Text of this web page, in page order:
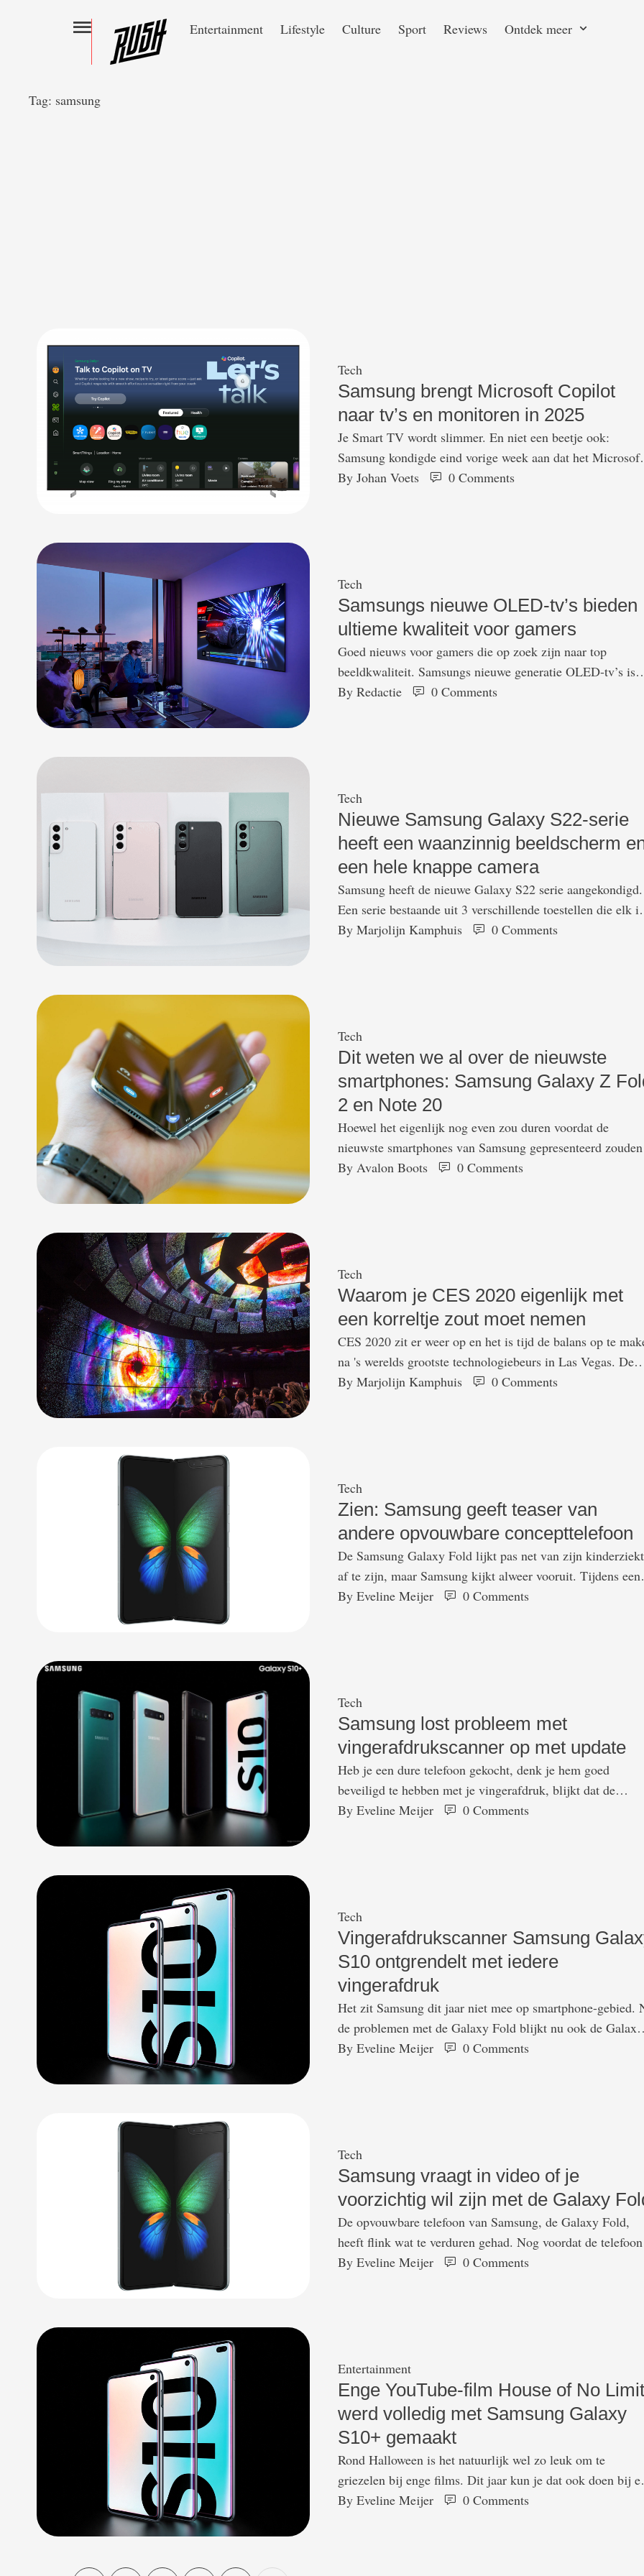
Entertainment Lifestyle Culture Sport Reviews Ontdek meer
Tag: samsung
Tech
Samsung brengt Microsoft Copilot
naar tv’s en monitoren in 2025
Je Smart TV wordt slimmer. En niet een beetje ook:
Samsung kondigde eind vorige week aan dat het Microsoft
Copilot in 2025 ook naar zijn smart-tv’s en slimme
By Johan Voets 0 Comments
Tech
Samsungs nieuwe OLED-tv’s bieden
ultieme kwaliteit voor gamers
Goed nieuws voor gamers die op zoek zijn naar top
beeldkwaliteit. Samsungs nieuwe generatie OLED-tv’s is
namelijk niet alleen haarscherp en razendsnel, maar ook
By Redactie 0 Comments
Tech
Nieuwe Samsung Galaxy S22-serie
heeft een waanzinnig beeldscherm
een hele knappe camera
Samsung heeft de nieuwe Galaxy S22 serie aangekondigd.
Een serie bestaande uit 3 verschillende toestellen die elk
kleuren beschikbaar komen. Opvallend is dat de reguliere
By Marjolijn Kamphuis 0 Comments
Tech
Dit weten we al over de nieuwste
smartphones: Samsung Galaxy Z
2 en Note 20
Hoewel het eigenlijk nog even zou duren voordat de
nieuwste smartphones van Samsung gepresenteerd zouden
worden, is het nu toch al bekend wat we kunnen
By Avalon Boots 0 Comments
Tech
Waarom je CES 2020 eigenlijk met
een korreltje zout moet nemen
CES 2020 zit er weer op en het is tijd de balans op te
na 's werelds grootste technologiebeurs in Las Vegas. De
meeste mensen kennen de CES vooral als 'die gekke
By Marjolijn Kamphuis 0 Comments
Tech
Zien: Samsung geeft teaser van
andere opvouwbare concepttelefoon
De Samsung Galaxy Fold lijkt pas net van zijn
af te zijn, maar Samsung kijkt alweer vooruit. Tijdens een
ontwikkelaarsconferentie toonde het bedrijf een video van
By Eveline Meijer 0 Comments
Tech
Samsung lost probleem met
vingerafdrukscanner op met update
Heb je een dure telefoon gekocht, denk je hem goed
beveiligd te hebben met je vingerafdruk, blijkt dat de
vingerafdrukscanner iedere vingerafdruk accepteert voor
By Eveline Meijer 0 Comments
Tech
Vingerafdrukscanner Samsung
S10 ontgrendelt met iedere
vingerafdruk
Het zit Samsung dit jaar niet mee op smartphone-gebied.
de problemen met de Galaxy Fold blijkt nu ook de Galaxy
S10 tegen problemen aan te lopen. Een fout in de telefoon
By Eveline Meijer 0 Comments
Tech
Samsung vraagt in video of je
voorzichtig wil zijn met de Galaxy
De opvouwbare telefoon van Samsung, de Galaxy Fold,
heeft flink wat te verduren gehad. Nog voordat de telefoon
op de markt kwam, bleek het al vrij snel kapot te gaan. De
By Eveline Meijer 0 Comments
Entertainment
Enge YouTube-film House of No
werd volledig met Samsung Galaxy
S10+ gemaakt
Rond Halloween is het natuurlijk wel zo leuk om te
griezelen bij enge films. Dit jaar kun je dat ook doen bij
film die je gratis op YouTube kunt bekijken en volledig
By Eveline Meijer 0 Comments